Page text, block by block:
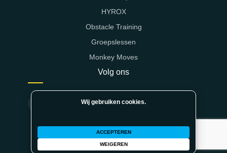
Wij gebruiken cookies.
ACCEPTEREN
WEIGEREN
HYROX
Obstacle Training
Groepslessen
Monkey Moves
Volg ons